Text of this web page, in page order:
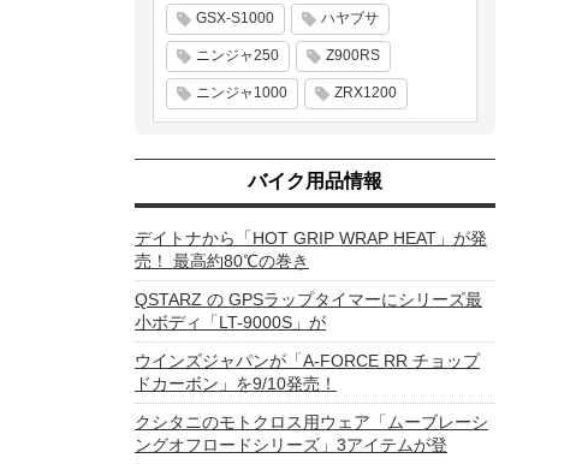
GSX-S1000 ハヤブサ
ニンジャ250 Z900RS
ニンジャ1000 ZRX1200
バイク用品情報
デイトナから「HOT GRIP WRAP HEAT」が発
売！ 最高約80℃の巻き
QSTARZ の GPSラップタイマーにシリーズ最
小ボディ「LT-9000S」が
ウインズジャパンが「A-FORCE RR チョップ
ドカーボン」を9/10発売！
クシタニのモトクロス用ウェア「ムーブレーシ
ングオフロードシリーズ」3アイテムが登